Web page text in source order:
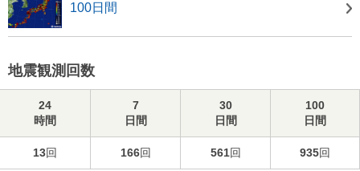
100日間
地震観測回数
24
時間
7
日間
30
日間
100
日間
13回 166回 561回 935回